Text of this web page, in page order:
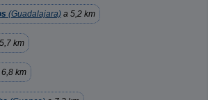
(Guadalajara) a 5,2 km
km
km